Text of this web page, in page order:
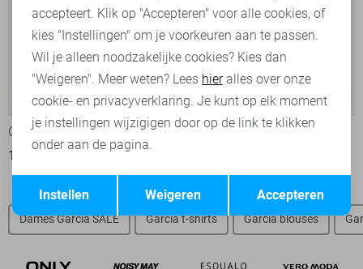
-50%
Garcia T-shirt
15,00
-50%
Garcia T-shirt
Dames Garcia SALE Garcia t-shirts Garcia blouses
Terug Opslaan
accepteert. Klik op "Accepteren" voor alle cookies, of
kies "Instellingen" om je voorkeuren aan te passen.
Wil je alleen noodzakelijke cookies? Kies dan
"Weigeren". Meer weten? Lees hieralles over onze
cookie- en privacyverklaring. Je kunt op elk moment
je instellingen wijzigigen door op de link te klikken
onder aan de pagina.
Accepteren
Weigeren
Instellen